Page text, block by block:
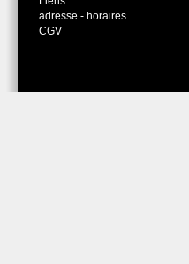
adresse - horaires
CGV